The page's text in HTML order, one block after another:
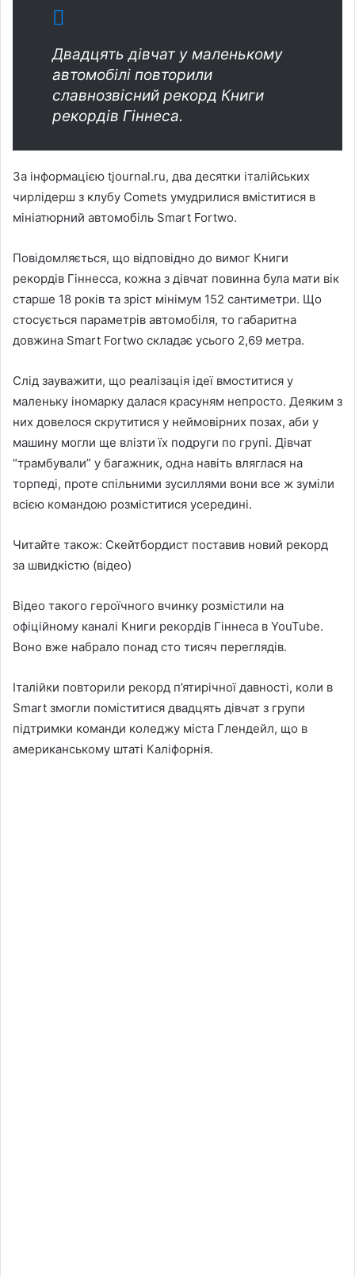
Двадцять дівчат у маленькому
автомобілі повторили
славнозвісний рекорд Книги
рекордів Гіннеса.
За інформацією tjournal.ru, два десятки італійських
чирлідерш з клубу Comets умудрилися вміститися в
мініатюрний автомобіль Smart Fortwo.
Повідомляється, що відповідно до вимог Книги
рекордів Гіннесса, кожна з дівчат повинна була мати вік
старше 18 років та зріст мінімум 152 сантиметри. Що
стосується параметрів автомобіля, то габаритна
довжина Smart Fortwo складає усього 2,69 метра.
Слід зауважити, що реалізація ідеї вмоститися у
маленьку іномарку далася красуням непросто. Деяким з
них довелося скрутитися у неймовірних позах, аби у
машину могли ще влізти їх подруги по групі. Дівчат
“трамбували” у багажник, одна навіть вляглася на
торпеді, проте спільними зусиллями вони все ж зуміли
всією командою розміститися усередині.
Читайте також: Скейтбордист поставив новий рекорд
за швидкістю (відео)
Відео такого героїчного вчинку розмістили на
офіційному каналі Книги рекордів Гіннеса в YouTube.
Воно вже набрало понад сто тисяч переглядів.
Італійки повторили рекорд п’ятирічної давності, коли в
Smart змогли поміститися двадцять дівчат з групи
підтримки команди коледжу міста Глендейл, що в
американському штаті Каліфорнія.